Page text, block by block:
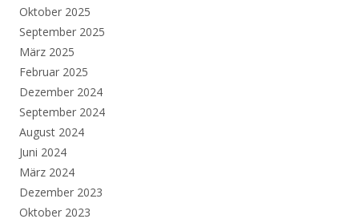
Oktober 2025
September 2025
März 2025
Februar 2025
Dezember 2024
September 2024
August 2024
Juni 2024
März 2024
Dezember 2023
Oktober 2023